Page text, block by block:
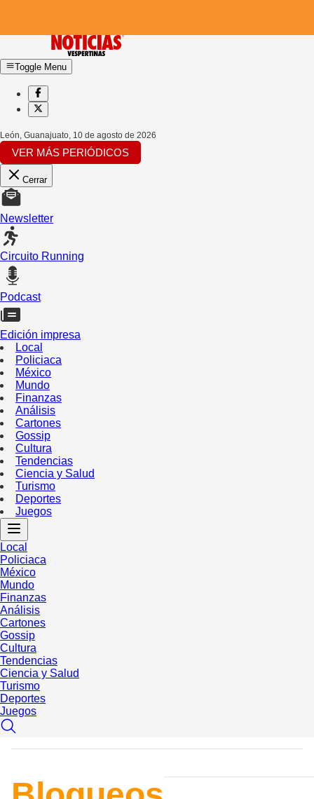
Toggle Menu
León, Guanajuato, 10 de agosto de 2026
VER MÁS PERIÓDICOS
Cerrar
Newsletter
Circuito Running
Podcast
Edición impresa
Local
Policiaca
México
Mundo
Finanzas
Análisis
Cartones
Gossip
Cultura
Tendencias
Ciencia y Salud
Turismo
Deportes
Juegos
Local
Policiaca
México
Mundo
Finanzas
Análisis
Cartones
Gossip
Cultura
Tendencias
Ciencia y Salud
Turismo
Deportes
Juegos